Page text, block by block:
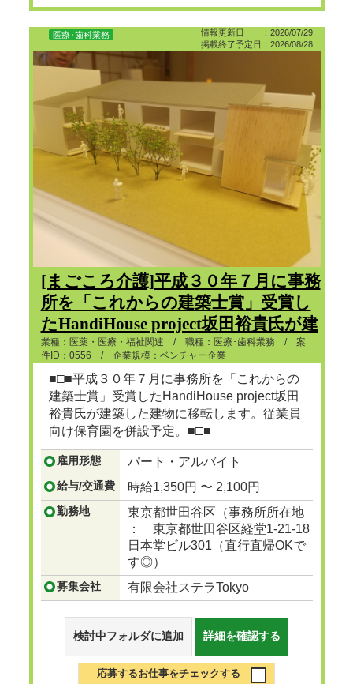
情報更新日 ：2026/07/29
掲載終了予定日：2026/08/28
医療･歯科業務
[まごころ介護]平成３０年７月に事務
所を「これからの建築士賞」受賞し
たHandiHouse project坂田裕貴氏が建
築した建物に移転します。従業員向
け保育園を併設予定。
業種：医薬・医療・福祉関連 / 職種：医療･歯科業務 / 案
件ID：0556 / 企業規模：ベンチャー企業
■□■平成３０年７月に事務所を「これからの
建築士賞」受賞したHandiHouse project坂田
裕貴氏が建築した建物に移転します。従業員
向け保育園を併設予定。■□■
...つづきを見る
雇用形態 パート・アルバイト
給与/交通費 時給1,350円 〜 2,100円
勤務地
東京都世田谷区（事務所所在地
： 東京都世田谷区経堂1-21-18
日本堂ビル301（直行直帰OKで
す◎）
募集会社 有限会社ステラTokyo
検討中フォルダに追加 詳細を確認する
応募するお仕事をチェックする